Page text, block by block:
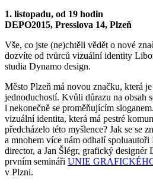
1. listopadu, od 19 hodin
DEPO2015, Presslova 14, Plzeň
Vše, co jste (ne)chtěli vědět o nové
dozvíte od tvůrců vizuální identity
studia Dynamo design.
Město Plzeň má novou značku, která
jednoduchostí. Kvůli důrazu na obsah
i nekonečně se proměňujícím
vizuální identita, která má pestré
předcházelo této myšlence? Jak se se
a mnohem více nám odhalí
director, a Jan Šlégr, grafický
prvním semináři UNIE
v Plzni.